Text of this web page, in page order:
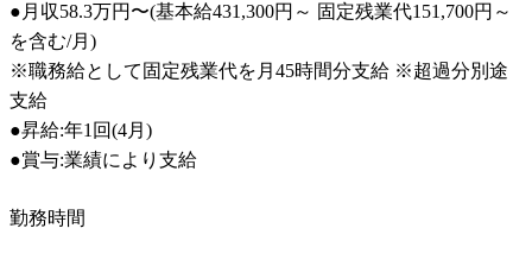
●月収58.3万円〜(基本給431,300円～ 固定残業代151,700円～
を含む/月)
※職務給として固定残業代を月45時間分支給 ※超過分別途
支給
●昇給:年1回(4月)
●賞与:業績により支給
勤務時間